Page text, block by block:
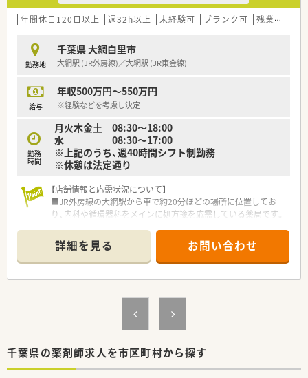
■役員の方も薬剤師のため、現場目線のマネジメントをされてい
ます。
年間休日120日以上 週32h以上 未経験可 ブランク可 残業なし(ほぼなし含む)
勤務地
千葉県 大網白里市
大網駅 (JR外房線)／大網駅 (JR東金線)
給与
年収500万円～550万円
※経験などを考慮し決定
勤務
時間
月火木金土 08:30～18:00
水 08:30～17:00
※上記のうち、週40時間シフト制勤務
※休憩は法定通り
【店舗情報と応需状況について】
■JR外房線の大網駅から車で約20分ほどの場所に位置してお
り、内科や循環器科をメインに処方箋を応需している薬局です。
師、事務は常時複数名体制で運営しています。
■在宅業務については施設在宅と個人在宅を担当しており、外来
業務と並行して地域医療に深く貢献することが可能です。
■千葉県内に約20店舗を展開しており、地域の方の健康維持や
疾病治療のサポート役として貢献することを目指している法人
ており、地域に根ざして腰を据えて働きたい方に適しています。
詳細を見る お問い合わせ
千葉県の薬剤師求人を市区町村から探す